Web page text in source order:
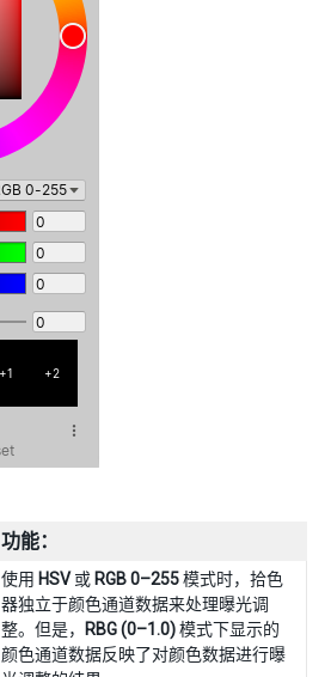
功能：
使用 HSV 或 RGB 0–255模式时，拾色
器独立于颜色通道数据来处理曝光调
整。但是，
RBG (0–1.0)模式下显示的
颜色通道数据反映了对颜色数据进行曝